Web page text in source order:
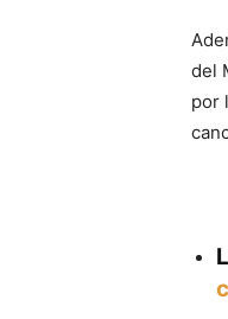
del
por